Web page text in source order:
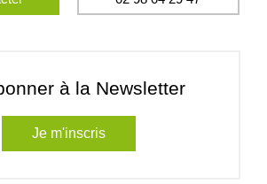
à la Newsletter
Je m'inscris